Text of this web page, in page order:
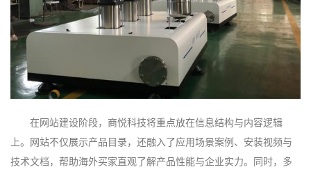
在网站建设阶段，商悦科技将重点放在信息结构与内容逻辑
上。网站不仅展示产品目录，还融入了应用场景案例、安装视频与
技术文档，帮助海外买家直观了解产品性能与企业实力。同时，多